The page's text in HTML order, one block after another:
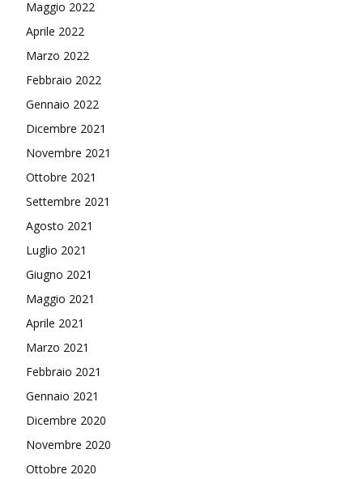
Maggio 2022
Aprile 2022
Marzo 2022
Febbraio 2022
Gennaio 2022
Dicembre 2021
Novembre 2021
Ottobre 2021
Settembre 2021
Agosto 2021
Luglio 2021
Giugno 2021
Maggio 2021
Aprile 2021
Marzo 2021
Febbraio 2021
Gennaio 2021
Dicembre 2020
Novembre 2020
Ottobre 2020